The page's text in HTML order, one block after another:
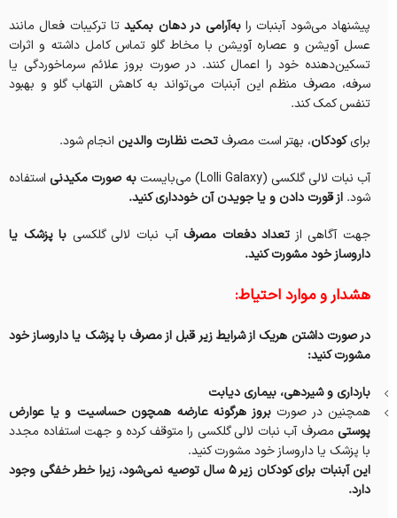
پیشنهاد می‌شود آبنبات رابه‌آرامی در دهان بمکیدتا ترکیبات فعال مانند
عسل آویشن و عصاره آویشن با مخاط گلو تماس کامل داشته و اثرات
تسکین‌دهنده خود را اعمال کنند. در صورت بروز علائم سرماخوردگی یا
سرفه، مصرف منظم این آبنبات می‌تواند به کاهش التهاب گلو و بهبود
تنفس کمک کند.
برایکودکان، بهتر است مصرف تحت نظارت والدین انجام شود.
آب نبات لالی گلکسی (Lolli Galaxy) می‌بایست
به صورت مکیدنیاستفاده
شود. از قورت دادن و یا جویدن آن خودداری کنید.
جهت آگاهی از تعداد دفعات مصرف آب نبات لالی گلکسی با پزشک یا
داروساز خود مشورت کنید.
هشدار و موارد احتیاط:
در صورت داشتن هریک از شرایط زیر قبل از مصرف با پزشک یا داروساز خود
مشورت کنید:
بارداری و شیردهی، بیماری دیابت
همچنین در صورتبروز هرگونه عارضه همچون حساسیت و یا عوارض
پوستی مصرف آب نبات لالی گلکسی را متوقف کرده و جهت استفاده مجدد
با پزشک یا داروساز خود مشورت کنید.
این آبنبات برای کودکان زیر 5 سال توصیه نمی‌شود، زیرا خطر خفگی وجود
دارد.